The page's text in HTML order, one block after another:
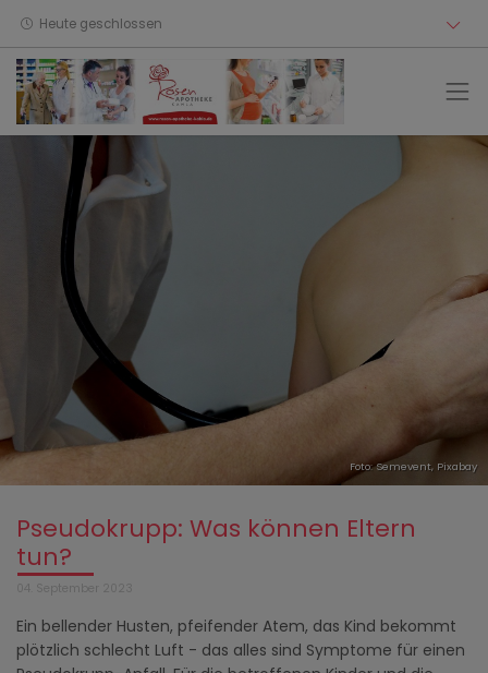
Heute geschlossen
Foto: Semevent, Pixabay
Pseudokrupp: Was können Eltern
tun?
04. September 2023
Ein bellender Husten, pfeifender Atem, das Kind bekommt
plötzlich schlecht Luft - das alles sind Symptome für einen